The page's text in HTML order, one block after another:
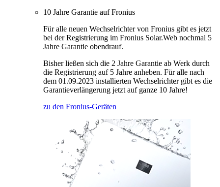
10 Jahre Garantie auf Fronius
Für alle neuen Wechselrichter von Fronius gibt es jetzt
bei der Registrierung im Fronius Solar.Web nochmal 5
Jahre Garantie obendrauf.
Bisher ließen sich die 2 Jahre Garantie ab Werk durch
die Registrierung auf 5 Jahre anheben. Für alle nach
dem 01.09.2023 installierten Wechselrichter gibt es die
Garantieverlängerung jetzt auf ganze 10 Jahre!
zu den Fronius-Geräten